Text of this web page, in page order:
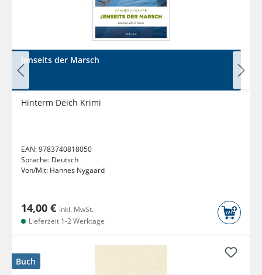
Jenseits der Marsch
Hinterm Deich Krimi
EAN:9783740818050
Sprache: Deutsch
Von/Mit: Hannes Nygaard
14,00 € inkl. MwSt.
Lieferzeit 1-2 Werktage
Buch